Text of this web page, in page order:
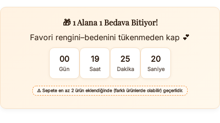
🎁 1 Alana 1 Bedava Bitiyor!
Favori rengini–bedenini tükenmeden kap 💕
00
Gün
19
Saat
25
Dakika
20
Saniye
⚠️ Sepete en az 2 ürün eklendiğinde (farklı ürünlerde olabilir) geçerlidir.